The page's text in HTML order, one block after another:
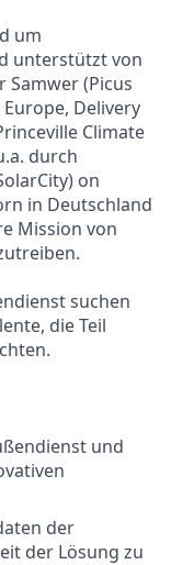
um
unterstützt von
(Picus
Delivery
Climate
durch
on
in Deutschland
Mission von
suchen
die Teil
und
der
der Lösung zu